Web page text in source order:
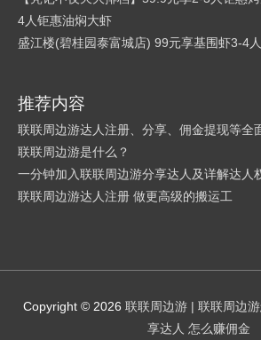
4人钜惠油焖大虾
盛江楼(碧桂园泰富城店) 99元享基围虾3-4
推荐内容
联联周边游达人注册、分享、佣金提现等全
联联周边游是什么？
一分钟加入联联周边游分享达人及详解达人
联联周边游达人注册 做更高级的搬运工
Copyright © 2026 联联周边游| 联联周边
享达人 怎么赚佣金